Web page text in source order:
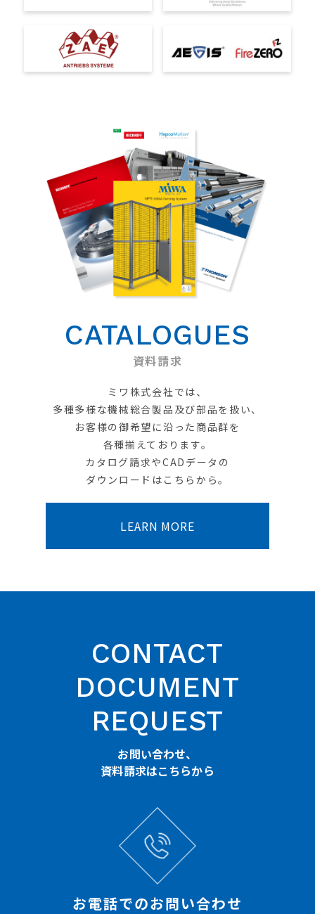
CATALOGUES
資料請求
ミワ株式会社では、
多種多様な機械総合製品及び部品を扱い、
お客様の御希望に沿った商品群を
各種揃えております。
カタログ請求やCADデータの
ダウンロードはこちらから。
LEARN MORE
CONTACT
DOCUMENT
REQUEST
お問い合わせ、
資料請求はこちらから
お電話でのお問い合わせ